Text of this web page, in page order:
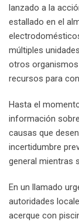
lanzado a la
estallado en el
múltiples
otros
recursos para
Hasta el
información
causas que
incertidumbre
general mientras
En un llamado
autoridades
acerque con